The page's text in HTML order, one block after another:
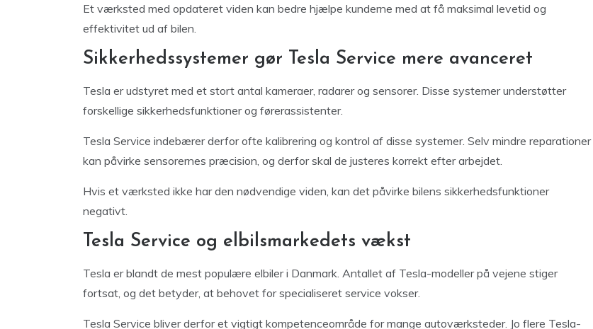
Et værksted med opdateret viden kan bedre hjælpe kunderne med at få maksimal levetid og
effektivitet ud af bilen.
Sikkerhedssystemer gør Tesla Service mere avanceret
Tesla er udstyret med et stort antal kameraer, radarer og sensorer. Disse systemer understøtter
forskellige sikkerhedsfunktioner og førerassistenter.
Tesla Service indebærer derfor ofte kalibrering og kontrol af disse systemer. Selv mindre reparationer
kan påvirke sensorernes præcision, og derfor skal de justeres korrekt efter arbejdet.
Hvis et værksted ikke har den nødvendige viden, kan det påvirke bilens sikkerhedsfunktioner
negativt.
Tesla Service og elbilsmarkedets vækst
Tesla er blandt de mest populære elbiler i Danmark. Antallet af Tesla-modeller på vejene stiger
fortsat, og det betyder, at behovet for specialiseret service vokser.
Tesla Service bliver derfor et vigtigt kompetenceområde for mange autoværksteder. Jo flere Tesla-